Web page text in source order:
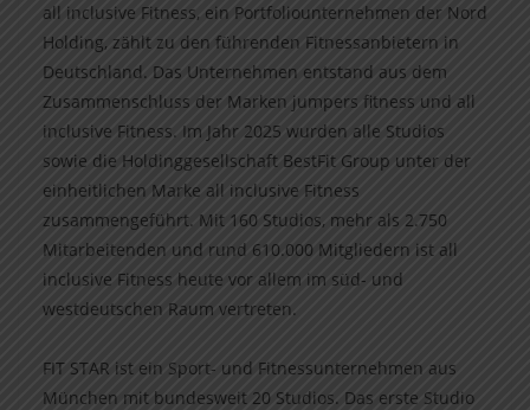
all inclusive Fitness, ein Portfoliounternehmen der Nord
Holding, zählt zu den führenden Fitnessanbietern in
Deutschland. Das Unternehmen entstand aus dem
Zusammenschluss der Marken jumpers fitness und all
inclusive Fitness. Im Jahr 2025 wurden alle Studios
sowie die Holdinggesellschaft BestFit Group unter der
einheitlichen Marke all inclusive Fitness
zusammengeführt. Mit 160 Studios, mehr als 2.750
Mitarbeitenden und rund 610.000 Mitgliedern ist all
inclusive Fitness heute vor allem im süd- und
westdeutschen Raum vertreten.
FIT STAR ist ein Sport- und Fitnessunternehmen aus
München mit bundesweit 20 Studios. Das erste Studio